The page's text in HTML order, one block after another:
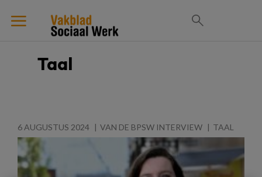
Taal
6 AUGUSTUS 2024 VAN DE BPSW INTERVIEW TAAL